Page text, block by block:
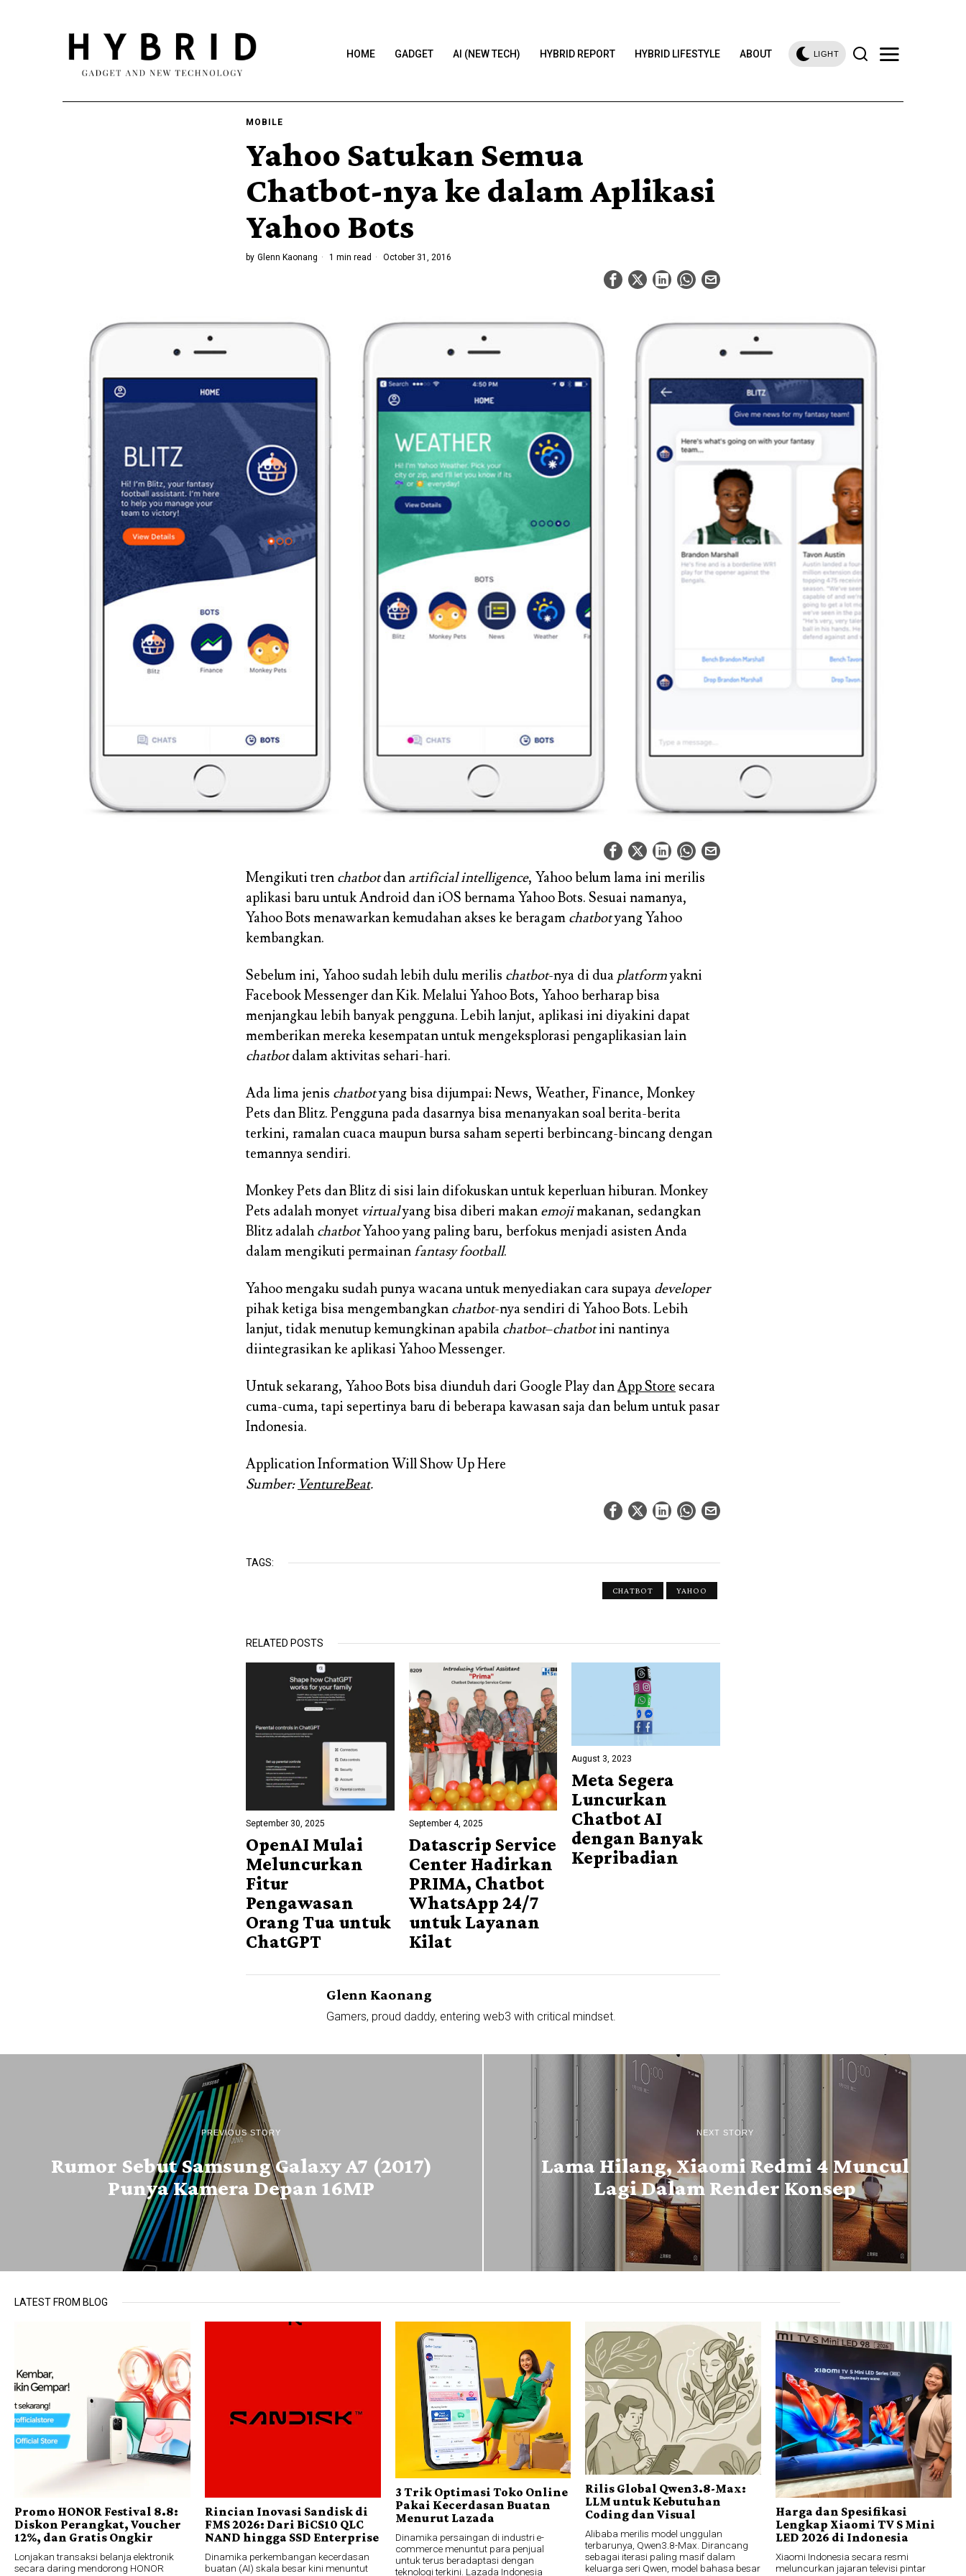
HOME GADGET AI (NEW TECH) HYBRID REPORT HYBRID LIFESTYLE ABOUT LIGHT
MOBILE
Yahoo Satukan Semua
Chatbot-nya ke dalam Aplikasi
Yahoo Bots
by Glenn Kaonang 1 min read October 31, 2016
Mengikuti tren chatbotdan artificial intelligence, Yahoo belum lama ini merilis
aplikasi baru untuk Android dan iOS bernama Yahoo Bots. Sesuai namanya,
Yahoo Bots menawarkan kemudahan akses ke beragam chatbotyang Yahoo
kembangkan.
Sebelum ini, Yahoo sudah lebih dulu merilis chatbot-nya di dua platformyakni
Facebook Messenger dan Kik. Melalui Yahoo Bots, Yahoo berharap bisa
menjangkau lebih banyak pengguna. Lebih lanjut, aplikasi ini diyakini dapat
memberikan mereka kesempatan untuk mengeksplorasi pengaplikasian lain
chatbotdalam aktivitas sehari-hari.
Ada lima jenis chatbotyang bisa dijumpai: News, Weather, Finance, Monkey
Pets dan Blitz. Pengguna pada dasarnya bisa menanyakan soal berita-berita
terkini, ramalan cuaca maupun bursa saham seperti berbincang-bincang dengan
temannya sendiri.
Monkey Pets dan Blitz di sisi lain difokuskan untuk keperluan hiburan. Monkey
Pets adalah monyet virtualyang bisa diberi makan emojimakanan, sedangkan
Blitz adalah chatbotYahoo yang paling baru, berfokus menjadi asisten Anda
dalam mengikuti permainan fantasy football.
Yahoo mengaku sudah punya wacana untuk menyediakan cara supaya developer
pihak ketiga bisa mengembangkan chatbot-nya sendiri di Yahoo Bots. Lebih
lanjut, tidak menutup kemungkinan apabila chatbot–chatbotini nantinya
diintegrasikan ke aplikasi Yahoo Messenger.
Untuk sekarang, Yahoo Bots bisa diunduh dari Google Play danApp Store secara
cuma-cuma, tapi sepertinya baru di beberapa kawasan saja dan belum untuk pasar
Indonesia.
Application Information Will Show Up Here
Sumber: VentureBeat.
TAGS:
CHATBOT YAHOO
RELATED POSTS
September 30, 2025
OpenAI Mulai
Meluncurkan
Fitur
Pengawasan
Orang Tua untuk
ChatGPT
September 4, 2025
Datascrip Service
Center Hadirkan
PRIMA, Chatbot
WhatsApp 24/7
untuk Layanan
Kilat
August 3, 2023
Meta Segera
Luncurkan
Chatbot AI
dengan Banyak
Kepribadian
Glenn Kaonang
Gamers, proud daddy, entering web3 with critical mindset.
PREVIOUS STORY
Rumor Sebut Samsung Galaxy A7 (2017)
Punya Kamera Depan 16MP
NEXT STORY
Lama Hilang, Xiaomi Redmi 4 Muncul
Lagi Dalam Render Konsep
LATEST FROM BLOG
Promo HONOR Festival 8.8:
Diskon Perangkat, Voucher
12%, dan Gratis Ongkir
Lonjakan transaksi belanja elektronik
secara daring mendorong HONOR
Rincian Inovasi Sandisk di
FMS 2026: Dari BiCS10 QLC
NAND hingga SSD Enterprise
Dinamika perkembangan kecerdasan
buatan (AI) skala besar kini menuntut
3 Trik Optimasi Toko Online
Pakai Kecerdasan Buatan
Menurut Lazada
Dinamika persaingan di industri e-
commerce menuntut para penjual
untuk terus beradaptasi dengan
teknologi terkini. Lazada Indonesia
Rilis Global Qwen3.8-Max:
LLM untuk Kebutuhan
Coding dan Visual
Alibaba merilis model unggulan
terbarunya, Qwen3.8-Max. Dirancang
sebagai iterasi paling masif dalam
keluarga seri Qwen, model bahasa besar
Harga dan Spesifikasi
Lengkap Xiaomi TV S Mini
LED 2026 di Indonesia
Xiaomi Indonesia secara resmi
meluncurkan jajaran televisi pintar